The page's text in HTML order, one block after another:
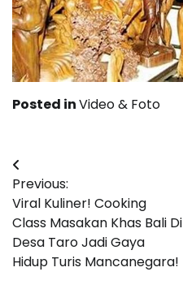
Posted inVideo & Foto
Post
navigation
Previous:
Viral Kuliner! Cooking
Class Masakan Khas Bali Di
Desa Taro Jadi Gaya
Hidup Turis Mancanegara!